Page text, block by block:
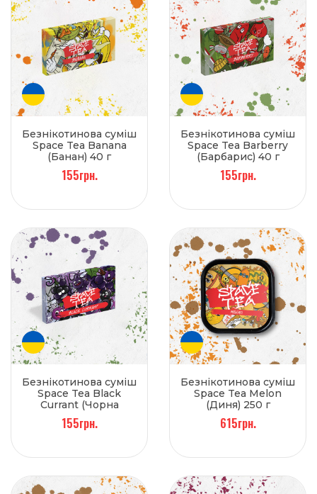
Безнікотинова суміш
Space Tea Banana
(Банан) 40 г
155грн.
Безнікотинова суміш
Space Tea Barberry
(Барбарис) 40 г
155грн.
Безнікотинова суміш
Space Tea Black
Currant (Чорна
смородина) 40 г
155грн.
Безнікотинова суміш
Space Tea Melon
(Диня) 250 г
615грн.